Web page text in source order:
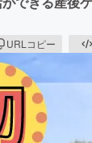
URLコピー